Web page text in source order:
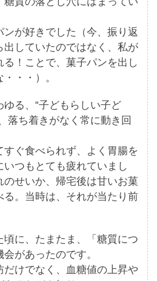
が好きでした（今、振り返
出していたのではなく、私が
！ことで、菓子パンを出し
・・）。
る、“子どもらしい子ど
落ち着きがなく常に動き回
すぐ食べられず、よく胃腸を
つもとても疲れていまし
のせいか、帰宅後は甘いお菓
る。当時は、それが当たり前
に、たまたま、「糖質につ
があったのです。
だけでなく、血糖値の上昇や